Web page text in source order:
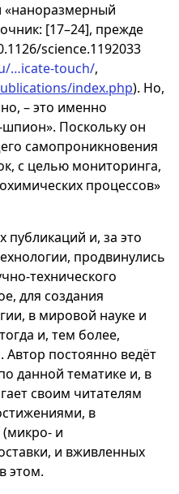
«наноразмерный
[17–24], прежде
science.1192033
…icate-touch/,
index.php). Но,
– это именно
шпион». Поскольку он
самопроникновения
с целью мониторинга,
процессов»
и, за это
продвинулись
технического
для создания
в мировой науке и
и, тем более,
Автор постоянно ведёт
данной тематике и, в
своим читателям
в
и
и вживленных
этом.